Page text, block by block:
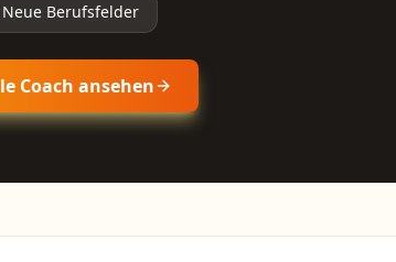
Berufsfelder
Coach ansehen